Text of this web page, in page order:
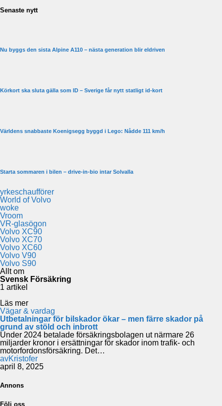
Senaste nytt
Nu byggs den sista Alpine A110 – nästa generation blir eldriven
Körkort ska sluta gälla som ID – Sverige får nytt statligt id-kort
Världens snabbaste Koenigsegg byggd i Lego: Nådde 111 km/h
Starta sommaren i bilen – drive-in-bio intar Solvalla
yrkeschaufförer
World of Volvo
woke
Vroom
VR-glasögon
Volvo XC90
Volvo XC70
Volvo XC60
Volvo V90
Volvo S90
Allt om
Svensk Försäkring
1 artikel
Läs mer
Vägar & vardag
Utbetalningar för bilskador ökar – men färre skador på
grund av stöld och inbrott
Under 2024 betalade försäkringsbolagen ut närmare 26
miljarder kronor i ersättningar för skador inom trafik- och
motorfordonsförsäkring. Det…
avKristofer
april 8, 2025
Annons
Följ oss